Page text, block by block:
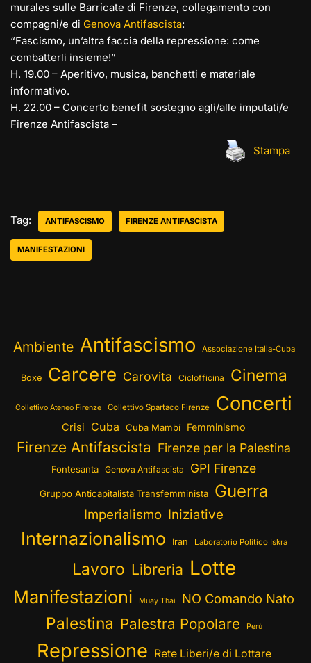
murales sulle Barricate di Firenze, collegamento con
compagni/e di Genova Antifascista:
“Fascismo, un’altra faccia della repressione: come
combatterli insieme!”
H. 19.00 – Aperitivo, musica, banchetti e materiale
informativo.
H. 22.00 – Concerto benefit sostegno agli/alle imputati/e
Firenze Antifascista –
Stampa
Tag: ANTIFASCISMO FIRENZE ANTIFASCISTA
MANIFESTAZIONI
Ambiente Antifascismo Associazione Italia-Cuba
Boxe Carcere Carovita Ciclofficina Cinema
Collettivo Ateneo Firenze Collettivo Spartaco Firenze Concerti
Crisi Cuba Cuba Mambí Femminismo
Firenze Antifascista Firenze per la Palestina
Fontesanta Genova Antifascista GPI Firenze
Gruppo Anticapitalista Transfemminista Guerra
Imperialismo Iniziative
Internazionalismo Iran Laboratorio Politico Iskra
Lavoro Libreria Lotte
Manifestazioni Muay Thai NO Comando Nato
Palestina Palestra Popolare Perù
Repressione Rete Liberi/e di Lottare